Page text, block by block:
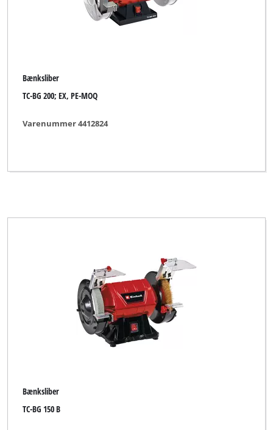
Bænksliber
TC-BG 200; EX, PE-MOQ
Varenummer 4412824
Bænksliber
TC-BG 150 B